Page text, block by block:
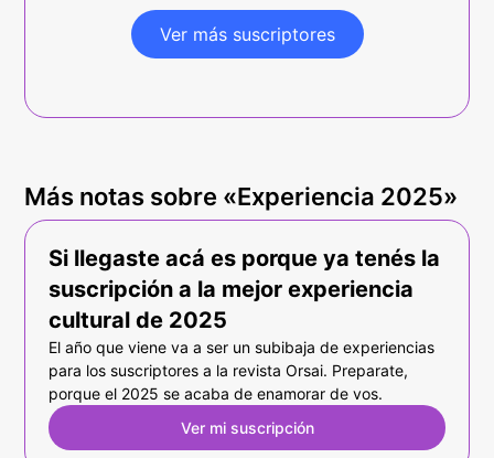
Ver más suscriptores
Más notas sobre «Experiencia 2025»
Si llegaste acá es porque ya tenés la
suscripción a la mejor experiencia
cultural de 2025
El año que viene va a ser un subibaja de experiencias
para los suscriptores a la revista Orsai. Preparate,
porque el 2025 se acaba de enamorar de vos.
Ver mi suscripción